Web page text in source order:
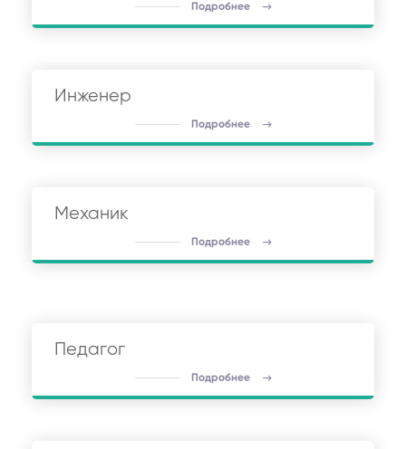
Подробнее
Инженер
Подробнее
Механик
Подробнее
Педагог
Подробнее